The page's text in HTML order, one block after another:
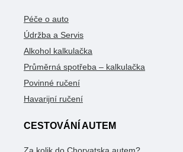
Péče o auto
Údržba a Servis
Alkohol kalkulačka
Průměrná spotřeba – kalkulačka
Povinné ručení
Havarijní ručení
CESTOVÁNÍ AUTEM